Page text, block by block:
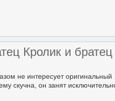
Кролик и братец
не интересует оригинальный
скучна, он занят